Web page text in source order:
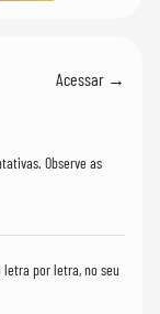
Acessar →
Observe as
por letra, no seu